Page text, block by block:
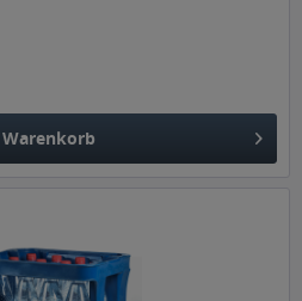
Warenkorb